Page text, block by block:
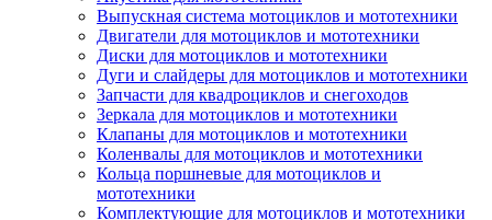
Выпускная система мотоциклов и мототехники
Двигатели для мотоциклов и мототехники
Диски для мотоциклов и мототехники
Дуги и слайдеры для мотоциклов и мототехники
Запчасти для квадроциклов и снегоходов
Зеркала для мотоциклов и мототехники
Клапаны для мотоциклов и мототехники
Коленвалы для мотоциклов и мототехники
Кольца поршневые для мотоциклов и
мототехники
Комплектующие для мотоциклов и мототехники